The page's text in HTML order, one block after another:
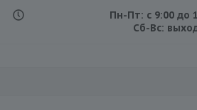
Пн-Пт: с 9:00 до
Сб-Вс: